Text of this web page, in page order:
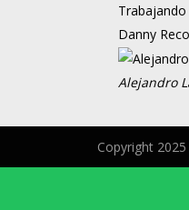
Danny
Alejandro
Copyright